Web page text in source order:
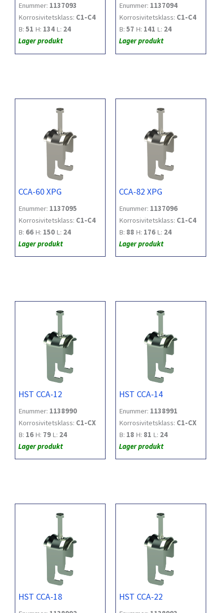
Enummer: 1137093
Korrosivitetsklass: C1-C4
B: 51 H: 134 L: 24
Lager produkt
Enummer: 1137094
Korrosivitetsklass: C1-C4
B: 57 H: 141 L: 24
Lager produkt
CCA-60 XPG
Enummer: 1137095
Korrosivitetsklass: C1-C4
B: 66 H: 150 L: 24
Lager produkt
CCA-82 XPG
Enummer: 1137096
Korrosivitetsklass: C1-C4
B: 88 H: 176 L: 24
Lager produkt
HST CCA-12
Enummer: 1138990
Korrosivitetsklass: C1-CX
B: 16 H: 79 L: 24
Lager produkt
HST CCA-14
Enummer: 1138991
Korrosivitetsklass: C1-CX
B: 18 H: 81 L: 24
Lager produkt
HST CCA-18 HST CCA-22